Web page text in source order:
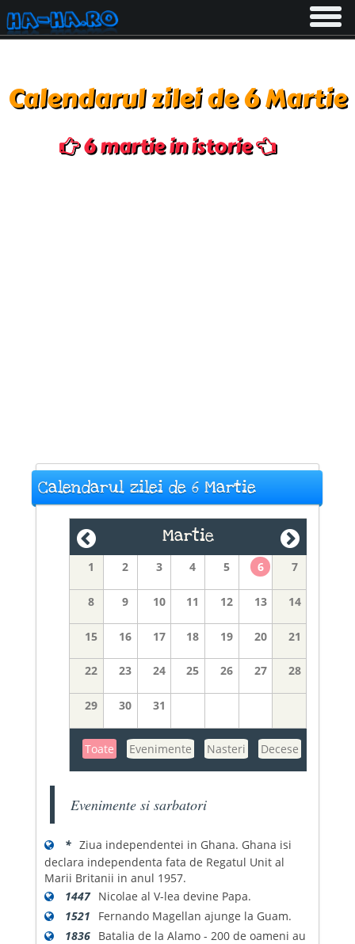
Toggle
Calendarul zilei de 6 Martie
6 martie in istorie
Calendarul zilei de 6 Martie
Martie
1 2 3 4 5 6 7
8 9 10 11 12 13 14
15 16 17 18 19 20 21
22 23 24 25 26 27 28
29 30 31
Toate Evenimente Nasteri Decese
Evenimente si sarbatori
* Ziua independentei in Ghana. Ghana isi
declara independenta fata de Regatul Unit al
Marii Britanii in anul 1957.
1447 Nicolae al V-lea devine Papa.
1521
Fernando Magellan ajunge la Guam.
1836 Batalia de la Alamo - 200 de oameni au